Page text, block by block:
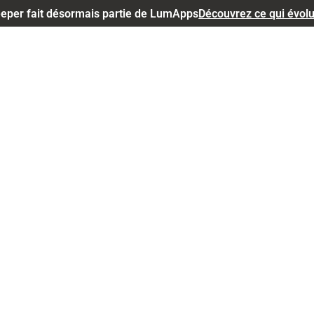
fait désormais partie de LumAppsDécouvrez ce qui